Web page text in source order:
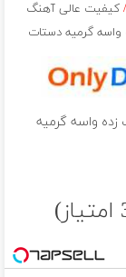
/ کیفیت عالی آهنگ
واسه گرمیه دستات
زده واسه گرمیه